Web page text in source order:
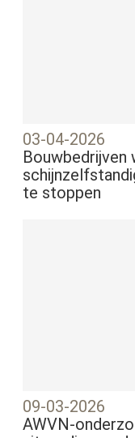
03-04-2026
Bouwbedrijven
te stoppen
09-03-2026
AWVN-